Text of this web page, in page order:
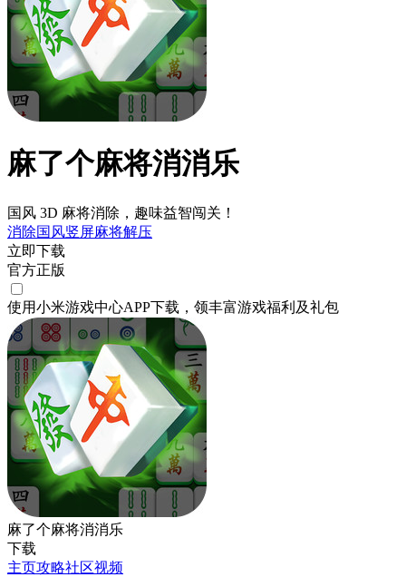
麻了个麻将消消乐
国风 3D 麻将消除，趣味益智闯关！
消除国风竖屏麻将解压
立即下载
官方正版
使用小米游戏中心APP下载 ，领丰富游戏福利 及礼包
麻了个麻将消消乐
下载
主页攻略社区视频